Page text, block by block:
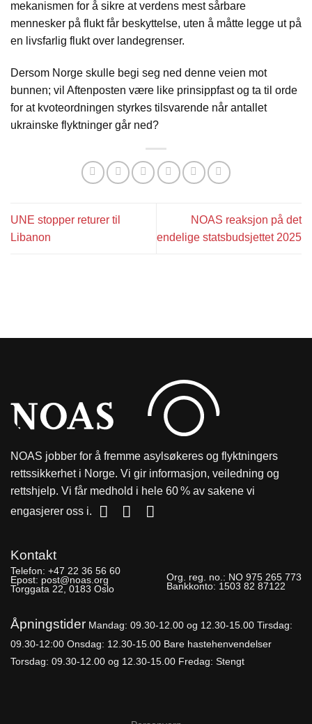
mekanismen for å sikre at verdens mest sårbare
mennesker på flukt får beskyttelse, uten å måtte legge ut på
en livsfarlig flukt over landegrenser.
Dersom Norge skulle begi seg ned denne veien mot
bunnen; vil Aftenposten være like prinsippfast og ta til orde
for at kvoteordningen styrkes tilsvarende når antallet
ukrainske flyktninger går ned?
UNE stopper returer til
Libanon
NOAS reaksjon på det
endelige statsbudsjettet 2025
NOAS jobber for å fremme asylsøkeres og flyktningers
rettssikkerhet i Norge. Vi gir informasjon, veiledning og
rettshjelp. Vi får medhold i hele 60 % av sakene vi
engasjerer oss i.
Kontakt
Telefon: +47 22 36 56 60
Epost: post@noas.org
Torggata 22, 0183 Oslo
Org. reg. no.: NO 975 265 773
Bankkonto: 1503 82 87122
Åpningstider Mandag: 09.30-12.00 og 12.30-15.00 Tirsdag:
09.30-12:00 Onsdag: 12.30-15.00 Bare hastehenvendelser
Torsdag: 09.30-12.00 og 12.30-15.00 Fredag: Stengt